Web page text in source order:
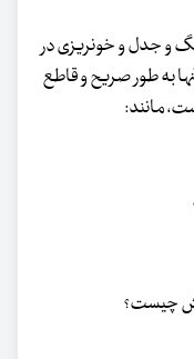
و جدل و خونریزی در
به طور صریح و قاطع
مانند:
چیست؟